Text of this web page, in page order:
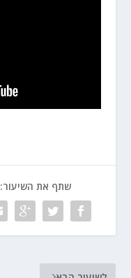
שתף את השיעור: